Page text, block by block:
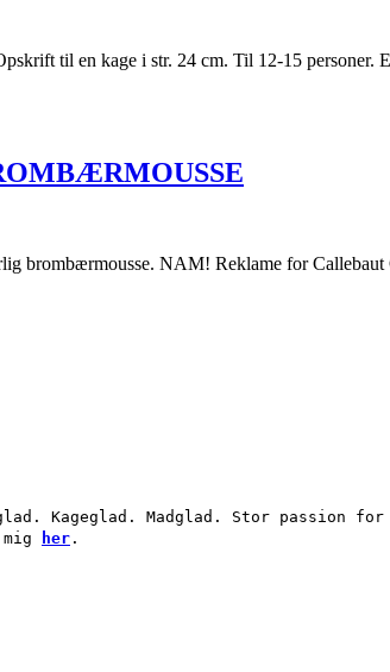
til en kage i str. 24 cm. Til 12-15
brombærmousse. NAM! Reklame for
Kageglad. Madglad. Stor passion
her .